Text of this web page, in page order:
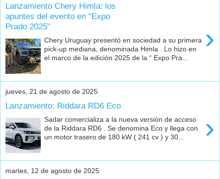
Lanzamiento Chery Himla: los
apuntes del evento en "Expo
Prado 2025"
›
Chery Uruguay presentó en sociedad a su primera
pick-up mediana, denominada Himla . Lo hizo en
el marco de la edición 2025 de la “ Expo Pra...
jueves, 21 de agosto de 2025
Lanzamiento: Riddara RD6 Eco
›
Sadar comercializa a la nueva versión de acceso
de la Riddara RD6 . Se denomina Eco y llega con
un motor trasero de 180 kW ( 241 cv ) y 30...
martes, 12 de agosto de 2025